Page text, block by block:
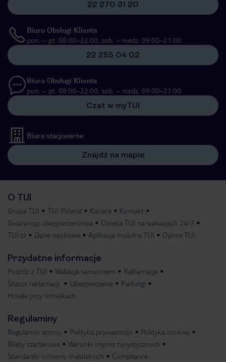
22 270 31 20
Biuro Obsługi Klienta
pon. – pt. 08:00–22:00, sob. – niedz. 09:00–21:00
22 255 04 02
Biuro Obsługi Klienta
pon. – pt. 08:00–22:00, sob. – niedz. 09:00–21:00
Czat w myTUI
Biura stacjonarne
Znajdź na mapie
O TUI
Grupa TUI TUI Poland Kariera
Kontakt
Gwarancja ubezpieczeniowa
Opieka TUI na wakacjach 24/7
TUI.cz
Dane osobowe Aplikacja mobilna TUI Opinie TUI
Przydatne informacje
Podróż z TUI Wakacje samolotem
Reklamacje
Status reklamacji
Ubezpieczenia
Parkingi
Hotele przy lotniskach
Regulaminy
Regulamin strony Polityka prywatności
Polityka cookies
Bilety czarterowe
Warunki imprez turystycznych
Standardy ochrony małoletnich
Compliance